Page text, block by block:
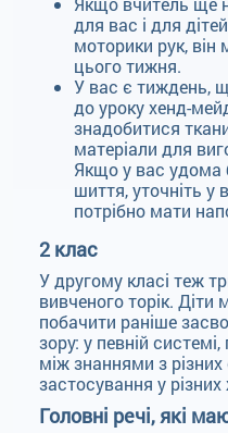
для вас і для
моторики рук,
цього тижня.
У вас є тиждень,
до уроку хенд-
знадобитися
матеріали для
Якщо у вас удома
шиття, уточніть
потрібно мати
2 клас
У другому класі теж
вивченого торік.
побачити раніше
зору: у певній
між знаннями з різних
застосування у
Головні речі, які